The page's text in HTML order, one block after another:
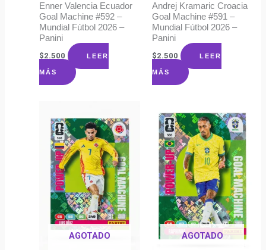
Enner Valencia Ecuador
Goal Machine #592 –
Mundial Fútbol 2026 –
Panini
$2.500 LEER
MÁS
Andrej Kramaric Croacia
Goal Machine #591 –
Mundial Fútbol 2026 –
Panini
$2.500 LEER
MÁS
AGOTADO AGOTADO